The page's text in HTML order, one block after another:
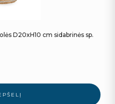
D20xH10 cm sidabrinės sp.